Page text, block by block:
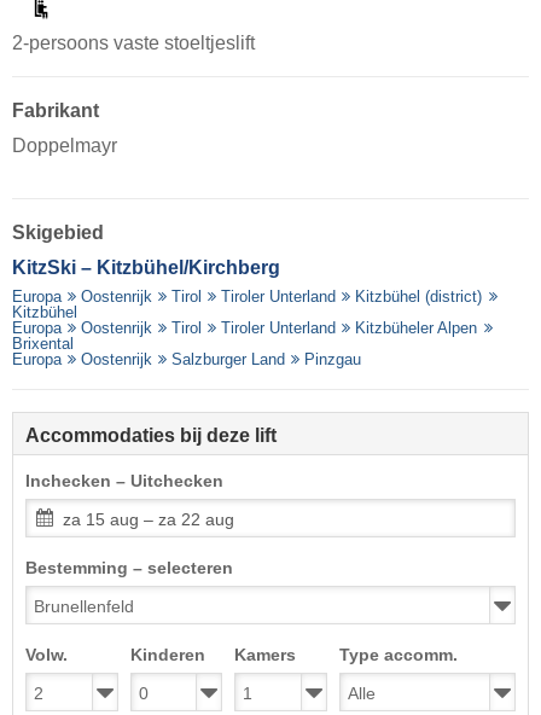
2-persoons vaste stoeltjeslift
Fabrikant
Doppelmayr
Skigebied
KitzSki – Kitzbühel/​Kirchberg
Europa Oostenrijk Tirol Tiroler Unterland
Kitzbühel (district)
Kitzbühel
Europa
Oostenrijk Tirol Tiroler Unterland
Kitzbüheler Alpen
Brixental
Europa
Oostenrijk Salzburger Land Pinzgau
Accommodaties bij deze lift
Inchecken – Uitchecken
za 15 aug – za 22 aug
Bestemming – selecteren
Volw. Kinderen Kamers Type accomm.